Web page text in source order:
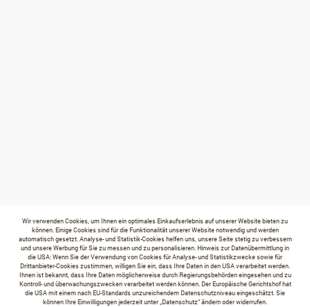
Wir verwenden Cookies, um Ihnen ein optimales Einkaufserlebnis auf unserer Website bieten zu
können. Einige Cookies sind für die Funktionalität unserer Website notwendig und werden
automatisch gesetzt. Analyse- und Statistik-Cookies helfen uns, unsere Seite stetig zu verbessern
und unsere Werbung für Sie zu messen und zu personalisieren. Hinweis zur Datenübermittlung in
die USA: Wenn Sie der Verwendung von Cookies für Analyse- und Statistikzwecke sowie für
Drittanbieter-Cookies zustimmen, willigen Sie ein, dass Ihre Daten in den USA verarbeitet werden.
Ihnen ist bekannt, dass Ihre Daten möglicherweise durch Regierungsbehörden eingesehen und zu
Kontroll- und überwachungszwecken verarbeitet werden können. Der Europäische Gerichtshof hat
die USA mit einem nach EU-Standards unzureichendem Datenschutzniveau eingeschätzt. Sie
können Ihre Einwilligungen jederzeit unter „Datenschutz“ ändern oder widerrufen.